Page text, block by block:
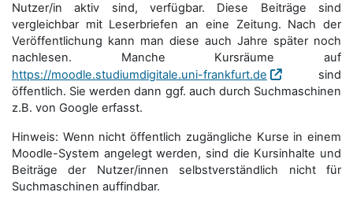
Nutzer/in aktiv sind, verfügbar. Diese Beiträge sind
vergleichbar mit Leserbriefen an eine Zeitung. Nach der
Veröffentlichung kann man diese auch Jahre später noch
nachlesen. Manche Kursräume auf
https://moodle.studiumdigitale.uni-frankfurt.de
sind
öffentlich. Sie werden dann ggf. auch durch Suchmaschinen
z.B. von Google erfasst.
Hinweis: Wenn nicht öffentlich zugängliche Kurse in einem
Moodle-System angelegt werden, sind die Kursinhalte und
Beiträge der Nutzer/innen selbstverständlich nicht für
Suchmaschi­nen auffindbar.